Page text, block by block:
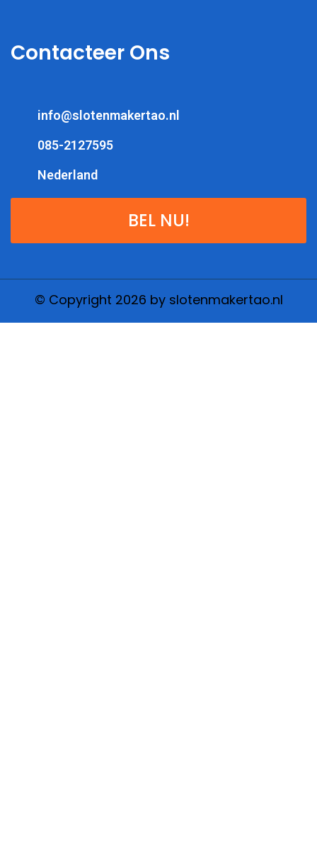
Contacteer Ons
info@slotenmakertao.nl
085-2127595
Nederland
BEL NU!
© Copyright 2026 by slotenmakertao.nl